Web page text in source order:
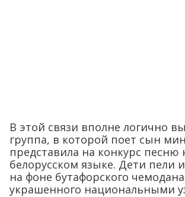
В этой связи вполне логично
группа, в которой поет сын
представила на конкурс песню
белорусском языке. Дети пели
на фоне бутафорского
украшенного национальными